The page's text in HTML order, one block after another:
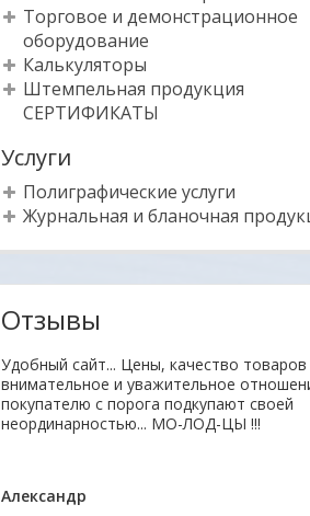
Торговое и демонстрационное
оборудование
Калькуляторы
Штемпельная продукция
СЕРТИФИКАТЫ
Услуги
Полиграфические услуги
Журнальная и бланочная
Отзывы
Удобный сайт... Цены, качество товаров
внимательное и уважительное
покупателю с порога подкупают своей
неординарностью... МО-ЛОД-ЦЫ !!!
Александр